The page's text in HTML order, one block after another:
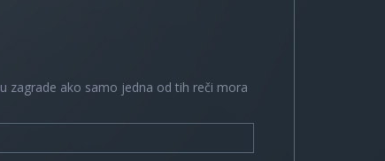
u zagrade ako samo jedna od tih reči mora